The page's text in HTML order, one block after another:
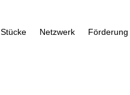
Stücke Netzwerk Förderung